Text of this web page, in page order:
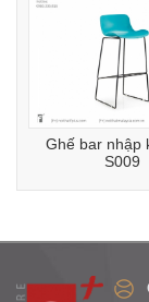
Ghế bar nhập
S009